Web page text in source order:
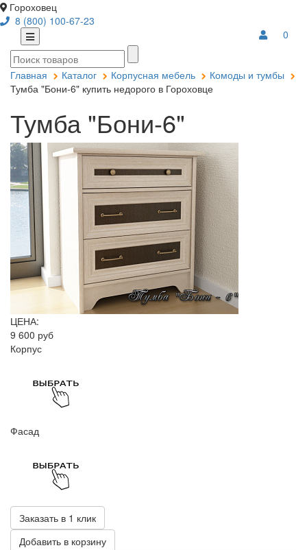
Гороховец
8 (800) 100-67-23
0
Главная Каталог Корпусная мебель
Комоды и тумбы
Тумба "Бони-6" купить недорого в Гороховце
Тумба "Бони-6"
ЦЕНА:
9 600 руб
Корпус
Фасад
Заказать в 1 клик
Добавить в корзину